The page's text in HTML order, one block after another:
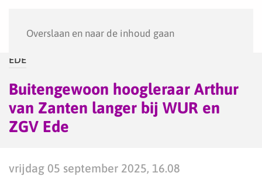
Overslaan en naar de inhoud gaan
EDE
Buitengewoon hoogleraar Arthur
van Zanten langer bij WUR en
ZGV Ede
vrijdag 05 september 2025, 16.08